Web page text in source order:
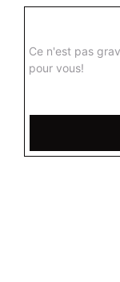
Ce n'est pas
pour vous!